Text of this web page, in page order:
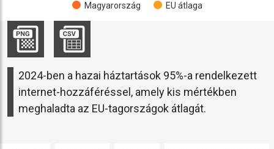
Magyarország EU átlaga
2024-ben a hazai háztartások 95%-a rendelkezett
internet-hozzáféréssel, amely kis mértékben
meghaladta az EU-tagországok átlagát.